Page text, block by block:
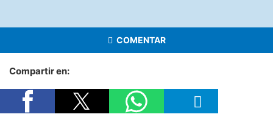
COMENTAR
Compartir en: